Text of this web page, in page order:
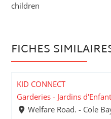
children
FICHES
KID CONNECT
Garderies - Jardins
Welfare Road. - Cole